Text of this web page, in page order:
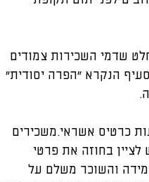
שדמי השכירות צמודים
הנקרא "הפרה יסודית"
כרטיס אשראי.משכירים
בחוזה את פרטי
והשוכר משלם על